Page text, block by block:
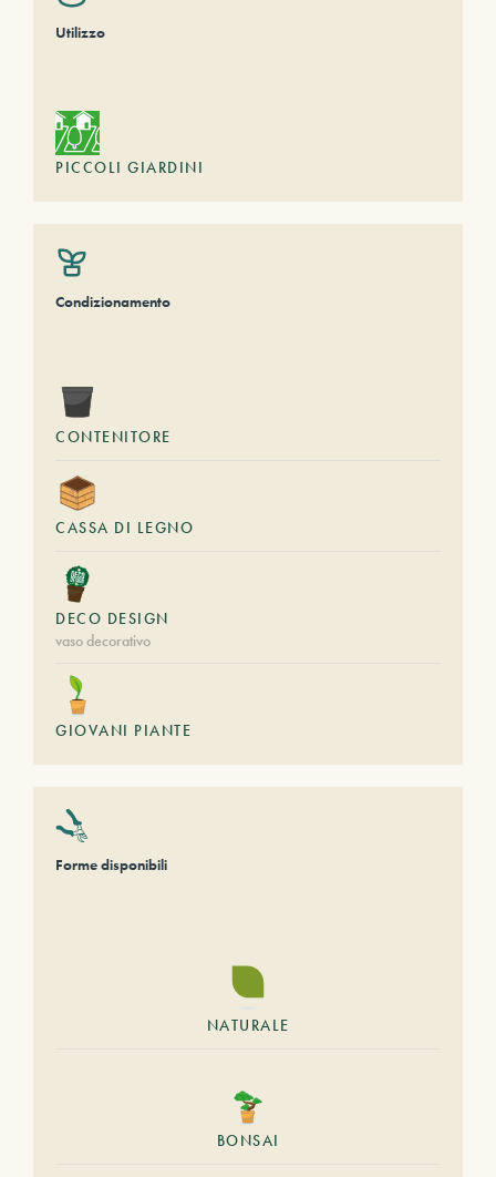
Utilizzo
PICCOLI GIARDINI
Condizionamento
CONTENITORE
CASSA DI LEGNO
DECO DESIGN
vaso decorativo
GIOVANI PIANTE
Forme disponibili
NATURALE
BONSAI